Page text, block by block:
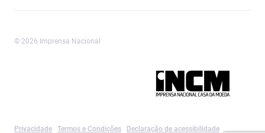
© 2026 Imprensa Nacional
Privacidade Termos e Condições Declaração de acessibilidade